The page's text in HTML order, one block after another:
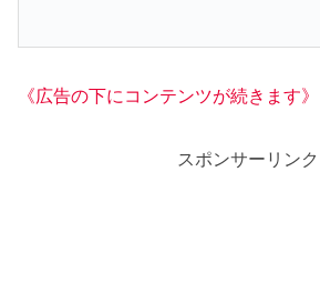
《広告の下にコンテンツが続きます》
スポンサーリンク